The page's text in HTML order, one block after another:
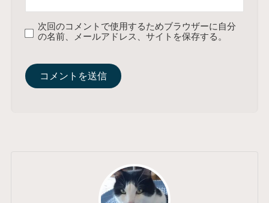
次回のコメントで使用するためブラウザーに自分
の名前、メールアドレス、サイトを保存する。